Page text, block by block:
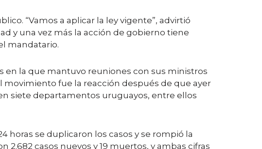
“Vamos a aplicar la ley vigente”, advirtió
y una vez más la acción de gobierno tiene
mandatario.
en la que mantuvo reuniones con sus ministros
movimiento fue la reacción después de que ayer
siete departamentos uruguayos, entre ellos
horas se duplicaron los casos y se rompió la
casos nuevos y 19 muertos, y ambas cifras